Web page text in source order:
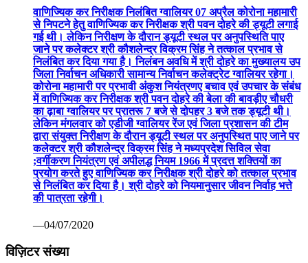
वाणिज्यिक कर निरीक्षक निलंबित ग्वालियर 07 अप्रैल कोरोना महामारी
से निपटने हेतु वाणिज्यिक कर निरीक्षक श्री पवन दोहरे की ड्यूटी लगाई
गई थी। लेकिन निरीक्षण के दौरान ड्यूटी स्थल पर अनुपस्थिति पाए
जाने पर कलेक्टर श्री कौशलेन्द्र विक्रम सिंह ने तत्काल प्रभाव से
निलंबित कर दिया गया है। निलंबन अवधि में श्री दोहरे का मुख्यालय उप
जिला निर्वाचन अधिकारी सामान्य निर्वाचन कलेक्ट्रेट ग्वालियर रहेगा।
कोरोना महामारी पर प्रभावी अंकुश नियंत्रणए बचाव एवं उपचार के संबंध
में वाणिज्यिक कर निरीक्षक श्री पवन दोहरे की बेला की बावड़ीए चौधरी
का ढ़ाबा ग्वालियर पर प्रातरू 7 बजे से दोपहर 3 बजे तक ड्यूटी थी।
लेकिन मंगलवार को एडीजी ग्वालियर रेंज एवं जिला प्रशासन की टीम
द्वारा संयुक्त निरीक्षण के दौरान ड्यूटी स्थल पर अनुपस्थित पाए जाने पर
कलेक्टर श्री कौशलेन्द्र विक्रम सिंह ने मध्यप्रदेश सिविल सेवा
;वर्गीकरण नियंत्रण एवं अपीलद्ध नियम 1966 में प्रदत्त शक्तियों का
प्रयोग करते हुए वाणिज्यिक कर निरीक्षक श्री दोहरे को तत्काल प्रभाव
से निलंबित कर दिया है। श्री दोहरे को नियमानुसार जीवन निर्वाह भत्ते
की पात्रता रहेगी।
—04/07/2020
विज़िटर संख्या